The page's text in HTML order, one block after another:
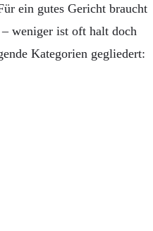
ein gutes Gericht braucht
weniger ist oft halt doch
Kategorien gegliedert: